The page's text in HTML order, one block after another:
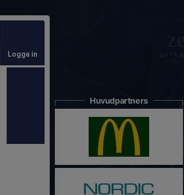
Logga in
Huvudpartners